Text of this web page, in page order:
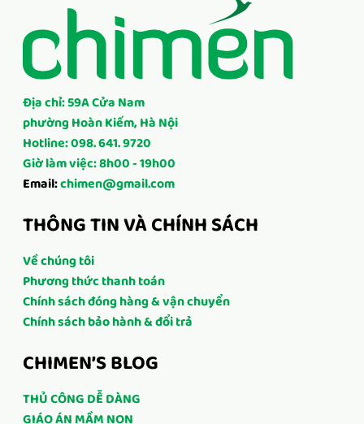
Địa chỉ: 59A Cửa Nam
phường Hoàn Kiếm, Hà Nội
Hotline: 098. 641. 9720
Giờ làm việc: 8h00 - 19h00
Email:chimen@gmail.com
THÔNG TIN VÀ CHÍNH SÁCH
Về chúng tôi
Phương thức thanh toán
Chính sách đóng hàng & vận chuyển
Chính sách bảo hành & đổi trả
CHIMEN’S BLOG
THỦ CÔNG DỄ DÀNG
GIÁO ÁN MẦM NON